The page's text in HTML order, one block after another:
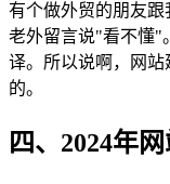
有个做外贸的朋友
老外留言说"看不懂"
译。所以说啊，网
的。
四、2024年